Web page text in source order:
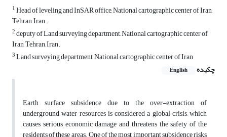
1Head of leveling and InSAR office, National cartographic center of Iran,
Tehran, Iran.
2deputy of Land surveying department, National cartographic center of
Iran, Tehran, Iran.
3Land surveying department, National cartographic center of Iran
چکیده
English
Earth surface subsidence due to the over-extraction of
underground water resources is considered a global crisis, which
causes serious economic damage and threatens the safety of the